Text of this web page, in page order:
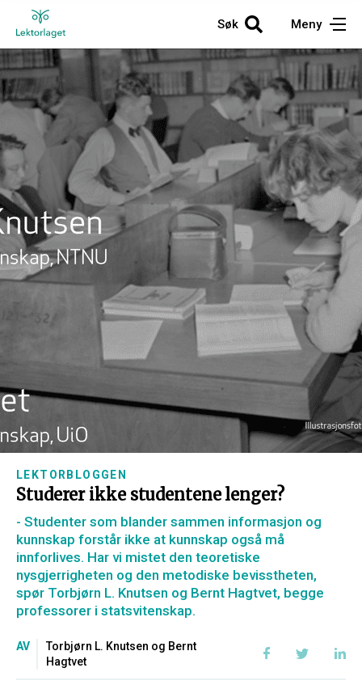
Søk Meny
LEKTORBLOGGEN
Studerer ikke studentene lenger?
- Studenter som blander sammen informasjon og
kunnskap forstår ikke at kunnskap også må
innforlives. Har vi mistet den teoretiske
nysgjerrigheten og den metodiske bevisstheten,
spør Torbjørn L. Knutsen og Bernt Hagtvet, begge
professorer i statsvitenskap.
AV
Torbjørn L. Knutsen og Bernt
Hagtvet